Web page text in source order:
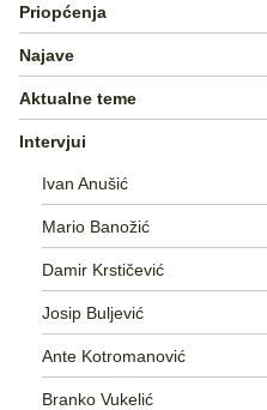
Priopćenja
Najave
Aktualne teme
Intervjui
Ivan Anušić
Mario Banožić
Damir Krstičević
Josip Buljević
Ante Kotromanović
Branko Vukelić